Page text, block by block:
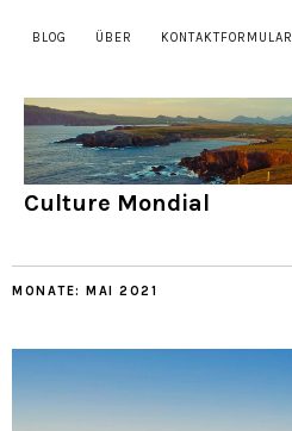
BLOG ÜBER KONTAKTFORMULAR
Culture Mondial
MONATE: MAI 2021